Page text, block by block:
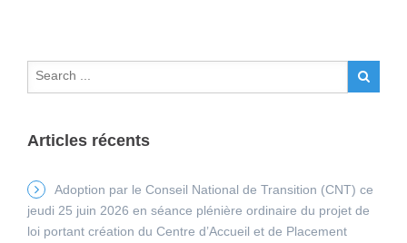
Articles récents
Adoption par le Conseil National de Transition (CNT) ce
jeudi 25 juin 2026 en séance plénière ordinaire du projet de
loi portant création du Centre d’Accueil et de Placement